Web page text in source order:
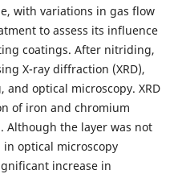
with variations in gas flow
to assess its influence
coatings. After nitriding,
X-ray diffraction (XRD),
optical microscopy. XRD
of iron and chromium
Although the layer was not
optical microscopy
increase in